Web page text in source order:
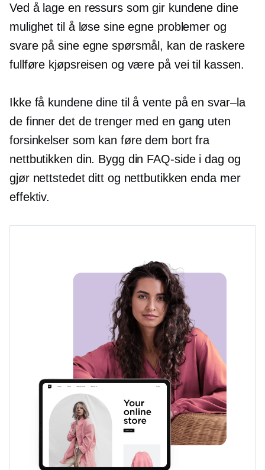
Ved å lage en ressurs som gir kundene dine
mulighet til å løse sine egne problemer og
svare på sine egne spørsmål, kan de raskere
fullføre kjøpsreisen og være på vei til kassen.
Ikke få kundene dine til å vente på ensvar–la
de finner det de trenger med en gang uten
forsinkelser som kan føre dem bort fra
nettbutikken din. Bygg din FAQ-side i dag og
gjør nettstedet ditt og nettbutikken enda mer
effektiv.